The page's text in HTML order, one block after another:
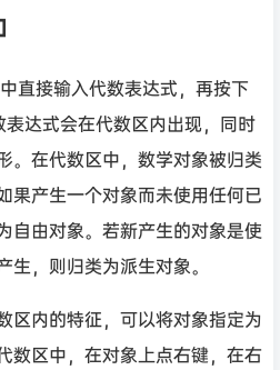
直接输入代数表达式，再按下
达式会在代数区内出现，同时
。在代数区中，数学对象被归类
果产生一个对象而未使用任何已
自由对象。若新产生的对象是使
，则归类为派生对象。
区内的特征，可以将对象指定为
数区中，在对象上点右键，在右